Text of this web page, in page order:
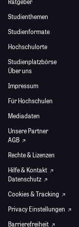
Studienthemen
Studienformate
Hochschulorte
Studienplatzbörse
Über uns
Impressum
Für Hochschulen
Mediadaten
Unsere Partner
AGB
Rechte & Lizenzen
Hilfe & Kontakt
Datenschutz
Cookies & Tracking
Privacy Einstellungen
Barrierefreiheit